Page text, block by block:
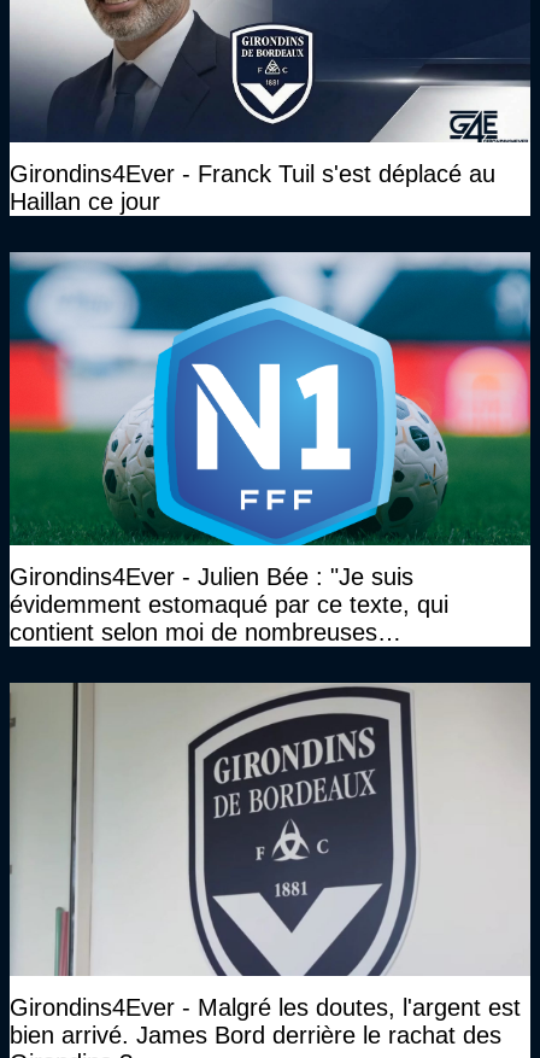
Girondins4Ever - Franck Tuil s'est déplacé au
Haillan ce jour
Girondins4Ever - Julien Bée : "Je suis
évidemment estomaqué par ce texte, qui
contient selon moi de nombreuses
plan juridique"
Girondins4Ever - Malgré les doutes, l'argent est
bien arrivé. James Bord derrière le rachat des